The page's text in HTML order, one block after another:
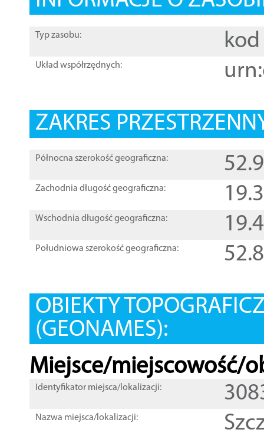
Typ zasobu: kod
Układ współrzędnych:
ZAKRES
Północna szerokość geograficzna:
Zachodnia długość geograficzna:
Wschodnia długość geograficzna:
Południowa szerokość geograficzna:
OBIEKTY
(GEONAMES):
Miejsce/miejscowość/
Identyfikator miejsca/lokalizacji:
Nazwa miejsca/lokalizacji: